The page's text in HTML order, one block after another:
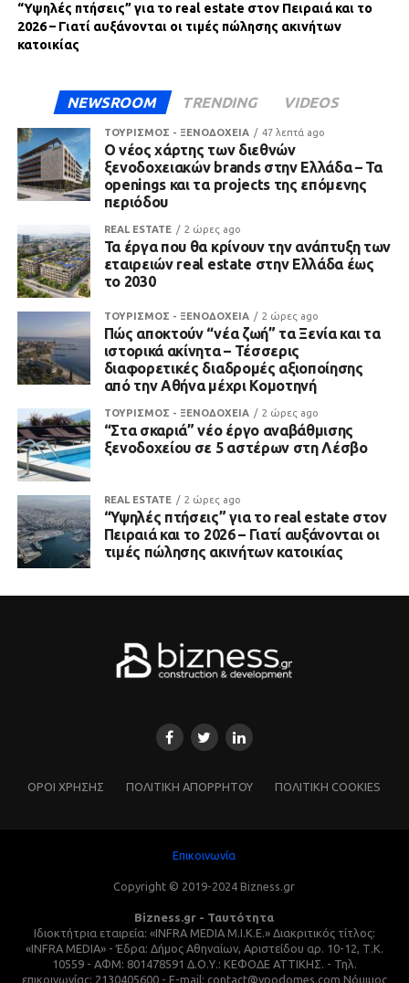
“Υψηλές πτήσεις” για το real estate στον Πειραιά και το
2026 – Γιατί αυξάνονται οι τιμές πώλησης ακινήτων
κατοικίας
NEWSROOM TRENDING VIDEOS
ΤΟΥΡΙΣΜΟΣ - ΞΕΝΟΔΟΧΕΙΑ 47 λεπτά ago
Ο νέος χάρτης των διεθνών
ξενοδοχειακών brands στην Ελλάδα – Τα
openings και τα projects της επόμενης
περιόδου
REAL ESTATE 2 ώρες ago
Τα έργα που θα κρίνουν την ανάπτυξη των
εταιρειών real estate στην Ελλάδα έως
το 2030
ΤΟΥΡΙΣΜΟΣ - ΞΕΝΟΔΟΧΕΙΑ 2 ώρες ago
Πώς αποκτούν “νέα ζωή” τα Ξενία και τα
ιστορικά ακίνητα – Τέσσερις
διαφορετικές διαδρομές αξιοποίησης
από την Αθήνα μέχρι Κομοτηνή
ΤΟΥΡΙΣΜΟΣ - ΞΕΝΟΔΟΧΕΙΑ 2 ώρες ago
“Στα σκαριά” νέο έργο αναβάθμισης
ξενοδοχείου σε 5 αστέρων στη Λέσβο
REAL ESTATE 2 ώρες ago
“Υψηλές πτήσεις” για το real estate στον
Πειραιά και το 2026 – Γιατί αυξάνονται οι
τιμές πώλησης ακινήτων κατοικίας
ΌΡΟΙ ΧΡΗΣΗΣ ΠΟΛΙΤΙΚΗ ΑΠΟΡΡΗΤΟΥ ΠΟΛΙΤΙΚΗ COOKIES
Επικοινωνία
Copyright © 2019-2024 Bizness.gr
Bizness.gr - Ταυτότητα
Ιδιοκτήτρια εταιρεία: «INFRA MEDIA M.I.K.E.» Διακριτικός τίτλος:
«INFRA MEDIA» - Έδρα: Δήμος Αθηναίων, Αριστείδου αρ. 10-12, Τ.Κ.
10559 - ΑΦΜ: 801478591 Δ.Ο.Υ.: ΚΕΦΟΔΕ ΑΤΤΙΚΗΣ. - Τηλ.
επικοινωνίας: 2130405600 - E-mail: contact@ypodomes.com Νόμιμος